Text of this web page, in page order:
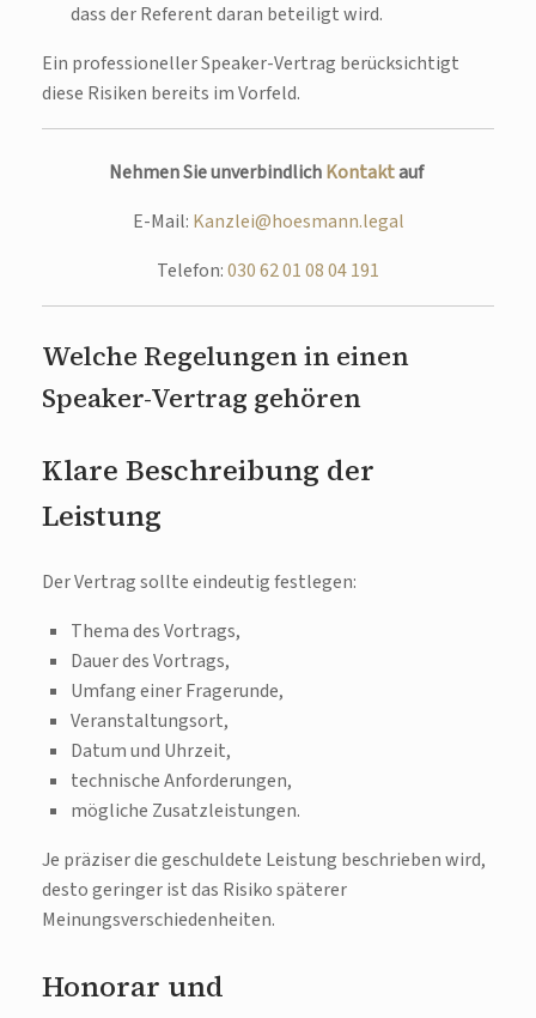
dass der Referent daran beteiligt wird.
Ein professioneller Speaker-Vertrag berücksichtigt
diese Risiken bereits im Vorfeld.
Nehmen Sie unverbindlichKontaktauf
E-Mail: Kanzlei@hoesmann.legal
Telefon:030 62 01 08 04 191
Welche Regelungen in einen
Speaker-Vertrag gehören
Klare Beschreibung der
Leistung
Der Vertrag sollte eindeutig festlegen:
Thema des Vortrags,
Dauer des Vortrags,
Umfang einer Fragerunde,
Veranstaltungsort,
Datum und Uhrzeit,
technische Anforderungen,
mögliche Zusatzleistungen.
Je präziser die geschuldete Leistung beschrieben wird,
desto geringer ist das Risiko späterer
Meinungsverschiedenheiten.
Honorar und